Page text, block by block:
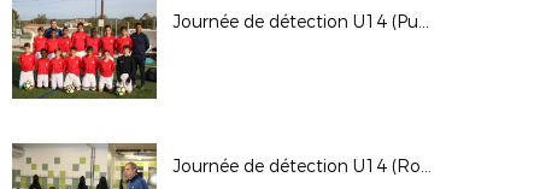
Journée de détection U14 (Puyricard)
Journée de détection U14 (Rousset)